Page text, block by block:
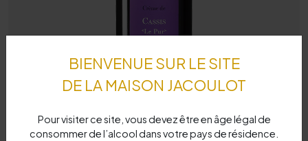
BIENVENUE SUR LE SITE
DE LA MAISON JACOULOT
Pour visiter ce site, vous devez être en âge légal de
consommer de l’alcool dans votre pays de résidence.